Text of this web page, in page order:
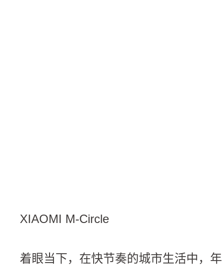
XIAOMI M-Circle
着眼当下，在快节奏的城市生活中，